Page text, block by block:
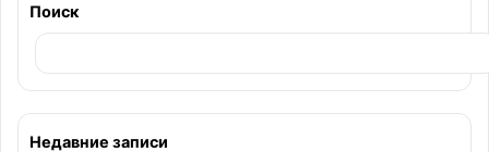
Поиск
Недавние записи